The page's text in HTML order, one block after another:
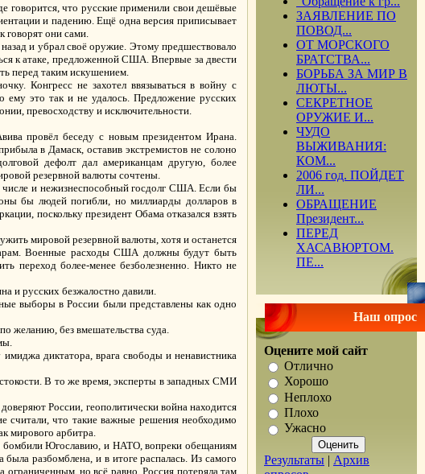
говорится, что русские применили свои дешёвые
и падению. Ещё одна версия приписывает
говорят они сами.
и убрал своё оружие. Этому предшествовало
к атаке, предложенной США. Впервые за двести
перед таким искушением.
Конгресс не захотел ввязываться в войну с
ему это так и не удалось. Предложение русских
превосходству и исключительности.
провёл беседу с новым президентом Ирана.
в Дамаск, оставив экстремистов не солоно
дефолт дал американцам другую, более
резервной валюты сочтены.
числе и нежизнеспособный госдолг США. Если бы
бы людей погибли, но миллиарды долларов в
поскольку президент Обама отказался взять
мировой резервной валюты, хотя и останется
Военные расходы США должны будут быть
переход более-менее безболезненно. Никто не
и русских безжалостно давили.
выборы в России были представлены как одно
желанию, без вмешательства суда.
диктатора, врага свободы и ненавистника
В то же время, эксперты в западных СМИ
России, геополитически война находится
считали, что такие важные решения необходимо
мирового арбитра.
бомбили Югославию, и НАТО, вопреки обещаниям
разбомблена, и в итоге распалась. Из самого
ограниченным, но всё равно, Россия потеряла там
ЗАЯВЛЕНИЕ ПО
ПОВОД...
ОТ МОРСКОГО
БРАТСТВА...
БОРЬБА ЗА МИР В
ЛЮТЫ...
СЕКРЕТНОЕ
ОРУЖИЕ И...
ЧУДО
ВЫЖИВАНИЯ:
КОМ...
2006 год. ПОЙДЕТ
ЛИ...
ОБРАЩЕНИЕ
Президент...
ПЕРЕД
ХАСАВЮРТОМ.
ПЕ...
Наш опрос
Оцените мой сайт
Отлично
Хорошо
Неплохо
Плохо
Ужасно
Результаты | Архив